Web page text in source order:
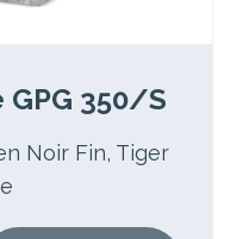
350/S
Noir Fin, Tiger